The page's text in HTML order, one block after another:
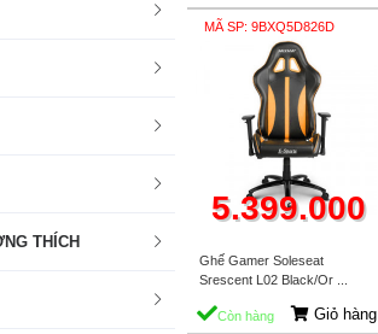
THÍCH
MÃ SP: 9BXQ5D826D
5.399.000
Ghế Gamer Soleseat
Srescent L02 Black/Or ...
Còn hàng Giỏ hàng